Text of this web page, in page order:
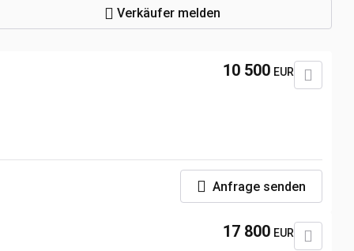
Verkäufer melden
10 500 EUR
Anfrage senden
17 800 EUR